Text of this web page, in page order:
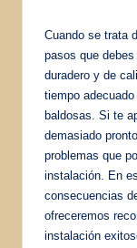
Cuando se trata
pasos que
duradero y de
tiempo
baldosas. Si te
demasiado
problemas que
instalación. En
consecuencias
ofreceremos
instalación